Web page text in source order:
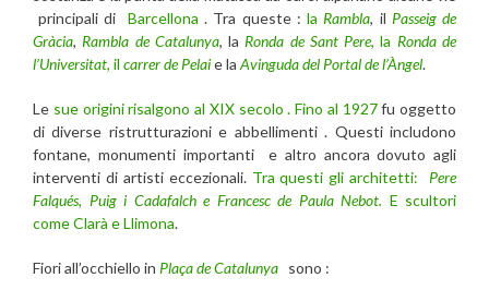
principali di Barcellona . Tra queste :laRambla, il Passeig de
Gràcia,Rambla de Catalunya, laRonda de Sant Pere, la Ronda de
l’Universitat, il carrer de Pelaie laAvinguda delPortal de l’Àngel.
Le sue origini risalgono al XIX secolo . Fino al 1927fu oggetto
di diverse ristrutturazioni e abbellimenti . Questi includono
fontane, monumenti importanti e altro ancora dovuto agli
interventi di artisti eccezionali. Tra questi gli architetti:Pere
Falqués, Puig i Cadafalch e Francesc de Paula Nebot. E scultori
come Clarà e Llimona.
Fiori all’occhiello in Plaça de Catalunya sono :